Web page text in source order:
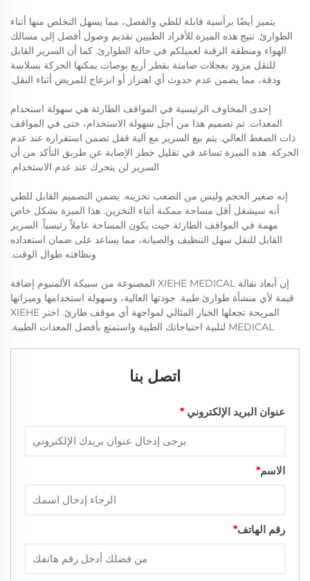
يتميز أيضًا برأسية قابلة للطي والفصل، مما يسهل التخلص منها أثناء
الطوارئ. تتيح هذه الميزة للأفراد الطبيين تقديم وصول أفضل إلى مسالك
الهواء ومنطقة الرقبة لعميلكم في حالة الطوارئ. كما أن السرير القابل
للنقل مزود بعجلات صامتة بقطر أربع بوصات يمكنها الحركة بسلاسة
ودقة، مما يضمن عدم حدوث أي اهتزاز أو انزعاج للمريض أثناء النقل.
إحدى المخاوف الرئيسية في المواقف الطارئة هي سهولة استخدام
المعدات. تم تصميم هذا من أجل سهولة الاستخدام، حتى في المواقف
ذات الضغط العالي. يتم بيع السرير مع آلية قفل تضمن استقراره عند عدم
الحركة. هذه الميزة تساعد في تقليل خطر الإصابة عن طريق التأكد من أن
السرير لن يتحرك عند عدم الاستخدام.
إنه صغير الحجم وليس من الصعب تخزينه. يضمن التصميم القابل للطي
أنه سيشغل أقل مساحة ممكنة أثناء التخزين. هذا الميزة بشكل خاص
مهمة في المواقف الطارئة حيث يكون المساحة عاملاً رئيسياً. السرير
القابل للنقل سهل التنظيف والصيانة، مما يساعد على ضمان استعداده
ونظافته طوال الوقت.
إن أبعاد نقالة XIEHE MEDICAL المصنوعة من سبيكة الألمنيوم إضافة
قيمة لأي منشأة طوارئ طبية. جودتها العالية، وسهولة استخدامها وميزاتها
المريحة تجعلها الخيار المثالي لمواجهة أي موقف طارئ. اختر XIEHE
MEDICAL لتلبية احتياجاتك الطبية واستمتع بأفضل المعدات الطبية.
اتصل بنا
عنوان البريد الإلكتروني *
الاسم*
رقم الهاتف*